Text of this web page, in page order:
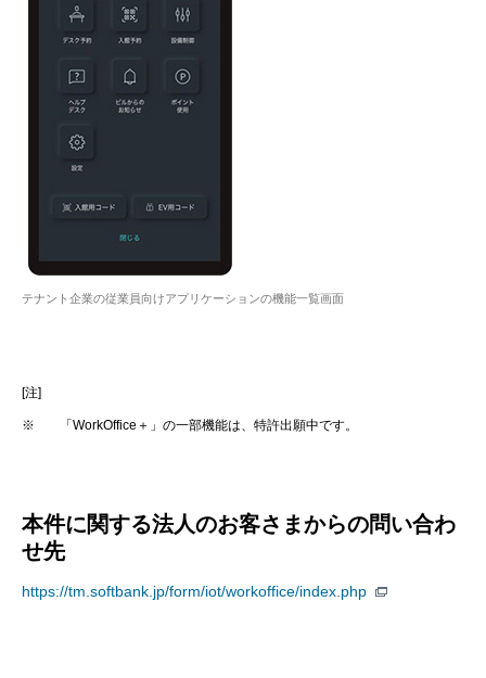
テナント企業の従業員向けアプリケーションの機能一覧画面
[注]
※ 「WorkOffice＋」の一部機能は、特許出願中です。
本件に関する法人のお客さまからの問い合わ
せ先
https://tm.softbank.jp/form/iot/workoffice/index.php